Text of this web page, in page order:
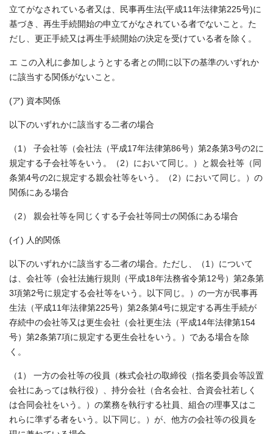
立てがなされている者又は、民事再生法(平成11年法律第225号)に
基づき、再生手続開始の申立てがなされている者でないこと。た
だし、更正手続又は再生手続開始の決定を受けている者を除く。
エ この入札に参加しようとする者との間に以下の基準のいずれか
に該当する関係がないこと。
(ア) 資本関係
以下のいずれかに該当する二者の場合
（1） 子会社等（会社法（平成17年法律第86号）第2条第3号の2に
規定する子会社等をいう。（2）において同じ。）と親会社等（同
条第4号の2に規定する親会社等をいう。（2）において同じ。）の
関係にある場合
（2） 親会社等を同じくする子会社等同士の関係にある場合
(イ) 人的関係
以下のいずれかに該当する二者の場合。ただし、（1）について
は、会社等（会社法施行規則（平成18年法務省令第12号）第2条第
3項第2号に規定する会社等をいう。以下同じ。）の一方が民事再
生法（平成11年法律第225号）第2条第4号に規定する再生手続が
存続中の会社等又は更生会社（会社更生法（平成14年法律第154
号）第2条第7項に規定する更生会社をいう。）である場合を除
く。
（1） 一方の会社等の役員（株式会社の取締役（指名委員会等設置
会社にあっては執行役）、持分会社（合名会社、合資会社若しく
は合同会社をいう。）の業務を執行する社員、組合の理事又はこ
れらに準ずる者をいう。以下同じ。）が、他方の会社等の役員を